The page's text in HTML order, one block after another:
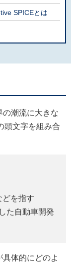
SPICEとは
潮流に大きな
頭文字を組み合
どを指す
た自動車開発
体的にどのよ